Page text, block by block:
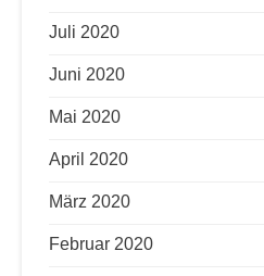
Juli 2020
Juni 2020
Mai 2020
April 2020
März 2020
Februar 2020